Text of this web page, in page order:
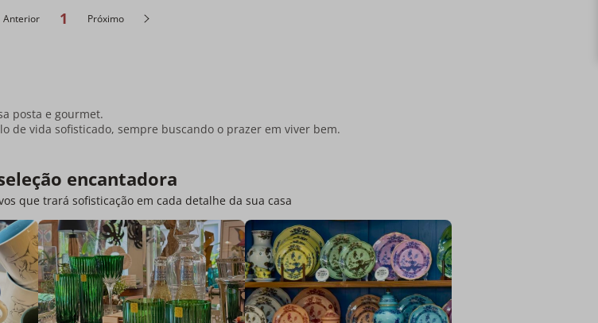
Anterior 1 Próximo
posta e gourmet.
de vida sofisticado, sempre buscando o prazer em viver bem.
encantadora
que trará sofisticação em cada detalhe da sua casa